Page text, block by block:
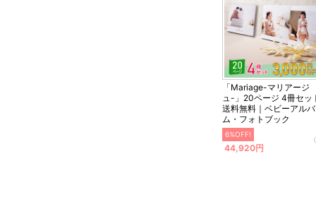
「Mariage-マリアージ
ュ-」20ページ 4冊セッ
送料無料｜ベビーアルバ
ム・フォトブック
6%OFF!
44,920円